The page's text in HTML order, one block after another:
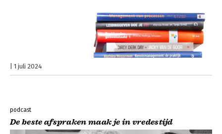
1 juli 2024
podcast
De beste afspraken maak je in vredestijd